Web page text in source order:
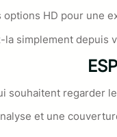
HD pour une
simplement depuis
regarder
et une